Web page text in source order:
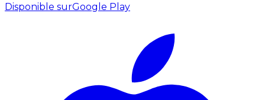
Disponible surGoogle Play